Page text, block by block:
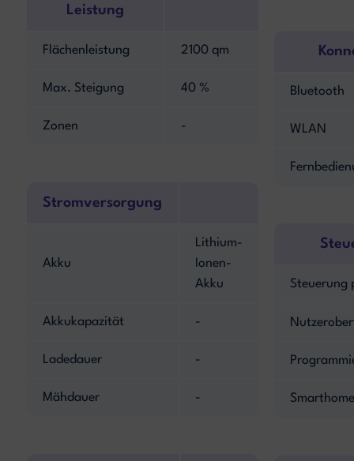
Leistung
Flächenleistung 2100 qm
Max. Steigung 40 %
Zonen -
Stromversorgung
Akku
Lithium-
Ionen-
Akku
Akkukapazität -
Ladedauer -
Mähdauer -
Bluetooth
WLAN
Steuerung